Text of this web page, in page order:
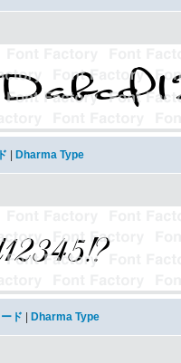
Dharma Type
ド Dharma Type